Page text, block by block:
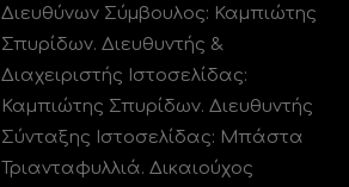
Διευθύνων Σύμβουλος: Καμπιώτης
Σπυρίδων. Διευθυντής &
Διαχειριστής Ιστοσελίδας:
Καμπιώτης Σπυρίδων. Διευθυντής
Σύνταξης Ιστοσελίδας: Μπάστα
Τριανταφυλλιά. Δικαιούχος